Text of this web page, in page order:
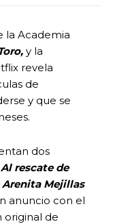
la Academia
y la
revela
de
y que se
dos
Al rescate de
Mejillas
anuncio con el
original de